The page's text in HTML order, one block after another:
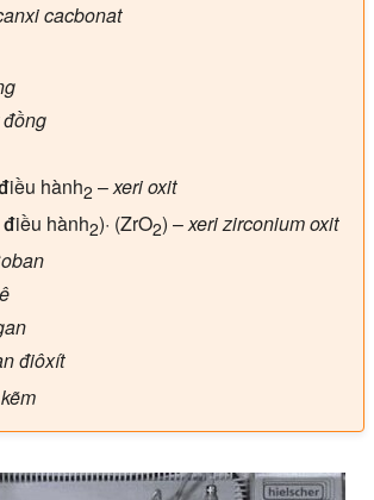
cacbonat
hành2 –xeri oxit
hành2)· (ZrO2) –xeri zirconium oxit
điôxít